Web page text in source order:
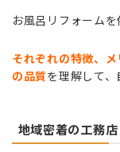
お風呂リフォーム
それぞれの特徴、
の品質を理解して、
地域密着の工務店